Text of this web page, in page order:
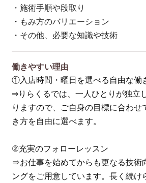
・施術手順や段取り
・もみ方のバリエーション
・その他、必要な知識や技術
働きやすい理由
①入店時間・曜日を選べる自由な働
⇒りらくるでは、一人ひとりが独立
りますので、ご自身の目標に合わせ
き方を自由に選べます。
②充実のフォローレッスン
⇒お仕事を始めてからも更なる技術
ングをご用意しています。長く続け